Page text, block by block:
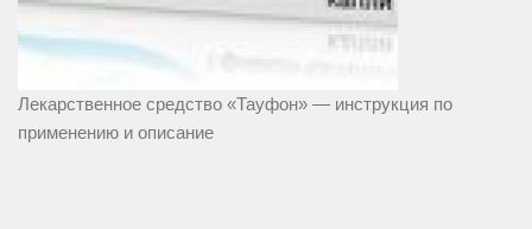
Лекарственное средство «Тауфон» — инструкция по
применению и описание